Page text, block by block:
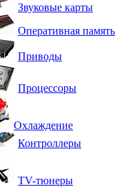
Звуковые карты
Оперативная память
Приводы
Процессоры
Охлаждение
Контроллеры
TV-тюнеры